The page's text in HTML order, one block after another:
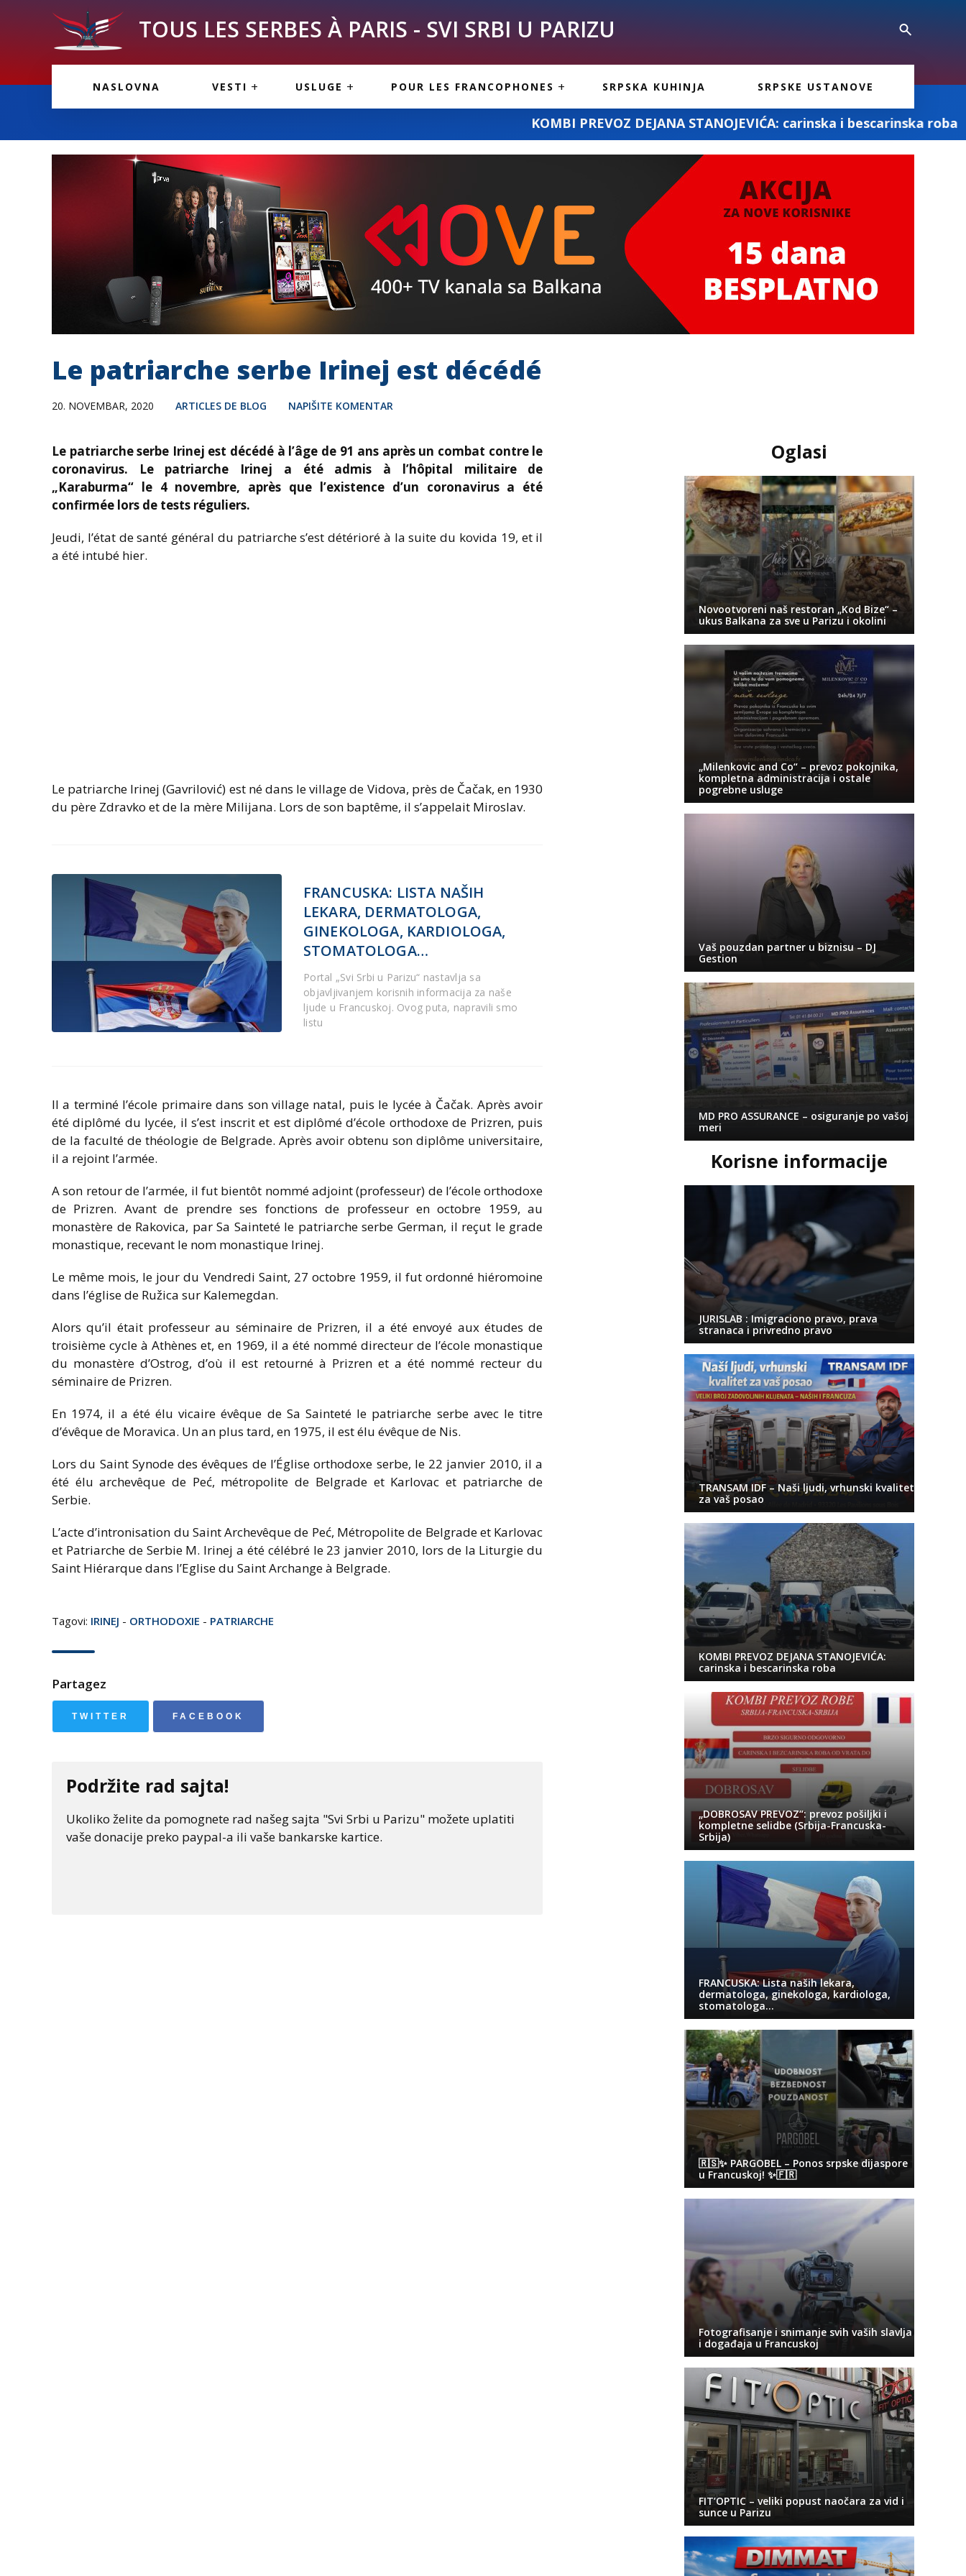
TOUS LES SERBES À PARIS - SVI SRBI U PARIZU
NASLOVNA VESTI USLUGE
INFORMACIJE
POUR LES FRANCOPHONES
PARIS
CUISINE SERBE
SRPSKA KUHINJA SRPSKE USTANOVE
KOMBI PREVOZ DEJANA STANOJEVIĆA: carinska i bescarinska roba
Le patriarche serbe Irinej est décédé
20. NOVEMBAR, 2020 ARTICLES DE BLOG NAPIŠITE KOMENTAR
Le patriarche serbe Irinej est décédé à l’âge de 91 ans après un combat contre le
coronavirus. Le patriarche Irinej a été admis à l’hôpital militaire de
„Karaburma“ le 4 novembre, après que l’existence d’un coronavirus a été
confirmée lors de tests réguliers.
Jeudi, l’état de santé général du patriarche s’est détérioré à la suite du kovida 19, et il
a été intubé hier.
Le patriarche Irinej (Gavrilović) est né dans le village de Vidova, près de Čačak, en 1930
du père Zdravko et de la mère Milijana. Lors de son baptême, il s’appelait Miroslav.
FRANCUSKA: LISTA NAŠIH
LEKARA, DERMATOLOGA,
GINEKOLOGA, KARDIOLOGA,
STOMATOLOGA…
Portal „Svi Srbi u Parizu“ nastavlja sa
objavljivanjem korisnih informacija za naše
ljude u Francuskoj. Ovog puta, napravili smo
listu
Il a terminé l’école primaire dans son village natal, puis le lycée à Čačak. Après avoir
été diplômé du lycée, il s’est inscrit et est diplômé d’école orthodoxe de Prizren, puis
de la faculté de théologie de Belgrade. Après avoir obtenu son diplôme universitaire,
il a rejoint l’armée.
A son retour de l’armée, il fut bientôt nommé adjoint (professeur) de l’école orthodoxe
de Prizren. Avant de prendre ses fonctions de professeur en octobre 1959, au
monastère de Rakovica, par Sa Sainteté le patriarche serbe German, il reçut le grade
monastique, recevant le nom monastique Irinej.
Le même mois, le jour du Vendredi Saint, 27 octobre 1959, il fut ordonné hiéromoine
dans l’église de Ružica sur Kalemegdan.
Alors qu’il était professeur au séminaire de Prizren, il a été envoyé aux études de
troisième cycle à Athènes et, en 1969, il a été nommé directeur de l’école monastique
du monastère d’Ostrog, d’où il est retourné à Prizren et a été nommé recteur du
séminaire de Prizren.
En 1974, il a été élu vicaire évêque de Sa Sainteté le patriarche serbe avec le titre
d’évêque de Moravica. Un an plus tard, en 1975, il est élu évêque de Nis.
Lors du Saint Synode des évêques de l’Église orthodoxe serbe, le 22 janvier 2010, il a
été élu archevêque de Peć, métropolite de Belgrade et Karlovac et patriarche de
Serbie.
L’acte d’intronisation du Saint Archevêque de Peć, Métropolite de Belgrade et Karlovac
et Patriarche de Serbie M. Irinej a été célébré le 23 janvier 2010, lors de la Liturgie du
Saint Hiérarque dans l’Eglise du Saint Archange à Belgrade.
Tagovi: IRINEJ - ORTHODOXIE - PATRIARCHE
Partagez
TWITTER FACEBOOK
Podržite rad sajta!
Ukoliko želite da pomognete rad našeg sajta "Svi Srbi u Parizu" možete uplatiti
vaše donacije preko paypal-a ili vaše bankarske kartice.
Oglasi
Novootvoreni naš restoran „Kod Bize“ –
ukus Balkana za sve u Parizu i okolini
„Milenkovic and Co“ – prevoz pokojnika,
kompletna administracija i ostale
pogrebne usluge
Vaš pouzdan partner u biznisu – DJ
Gestion
MD PRO ASSURANCE – osiguranje po vašoj
meri
Korisne informacije
JURISLAB : Imigraciono pravo, prava
stranaca i privredno pravo
TRANSAM IDF – Naši ljudi, vrhunski kvalitet
za vaš posao
KOMBI PREVOZ DEJANA STANOJEVIĆA:
carinska i bescarinska roba
„DOBROSAV PREVOZ“: prevoz pošiljki i
kompletne selidbe (Srbija-Francuska-
Srbija)
FRANCUSKA: Lista naših lekara,
dermatologa, ginekologa, kardiologa,
stomatologa…
🇷🇸✨ PARGOBEL – Ponos srpske dijaspore
u Francuskoj! ✨🇫🇷
Fotografisanje i snimanje svih vaših slavlja
i događaja u Francuskoj
FIT’OPTIC – veliki popust naočara za vid i
sunce u Parizu